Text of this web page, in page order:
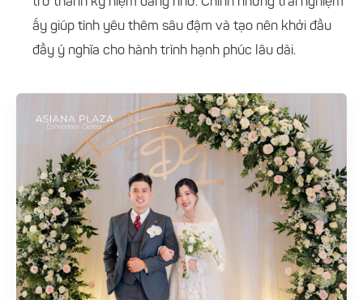
ấy giúp tình yêu thêm sâu đậm và tạo nên khởi đầu
đầy ý nghĩa cho hành trình hạnh phúc lâu dài.